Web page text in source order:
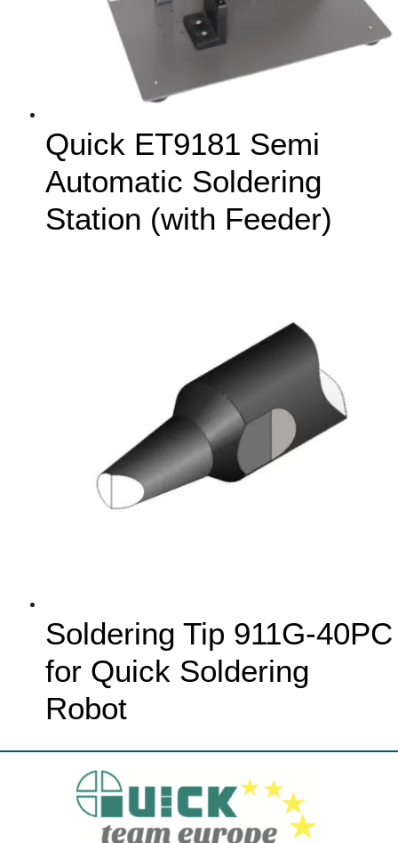
Quick ET9181 Semi
Automatic Soldering
Station (with Feeder)
Soldering Tip 911G-40PC
for Quick Soldering
Robot